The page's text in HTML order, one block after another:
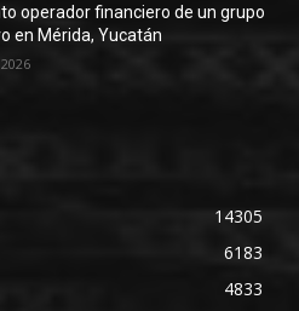
operador financiero de un grupo
en Mérida, Yucatán
14305
6183
4833